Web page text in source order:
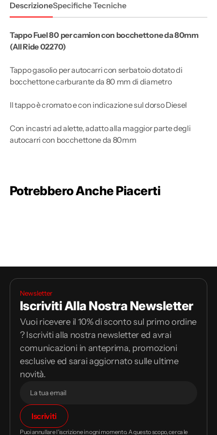
DescrizioneSpecifiche Tecniche
Tappo Fuel 80 per camion con bocchettone da 80mm
(All Ride 02270)
Tappo gasolio per autocarri con serbatoio dotato di
bocchettone carburante da 80 mm di diametro
Il tappo è cromato e con indicazione sul dorso Diesel
Con incastri ad alette, adatto alla maggior parte degli
autocarri con bocchettone da 80mm
Potrebbero Anche Piacerti
Newsletter
Iscriviti Alla Nostra Newsletter
Vuoi ricevere il 10% di sconto sul primo ordine
? Iscriviti alla nostra newsletter ed avrai
comunicazioni in anteprima, promozioni
esclusive ed sarai aggiornato sulle ultime
novità.
Il
tuo
indirizzo
Iscriviti
Puoi annullare l'iscrizione in ogni momento. A questo scopo, cerca le